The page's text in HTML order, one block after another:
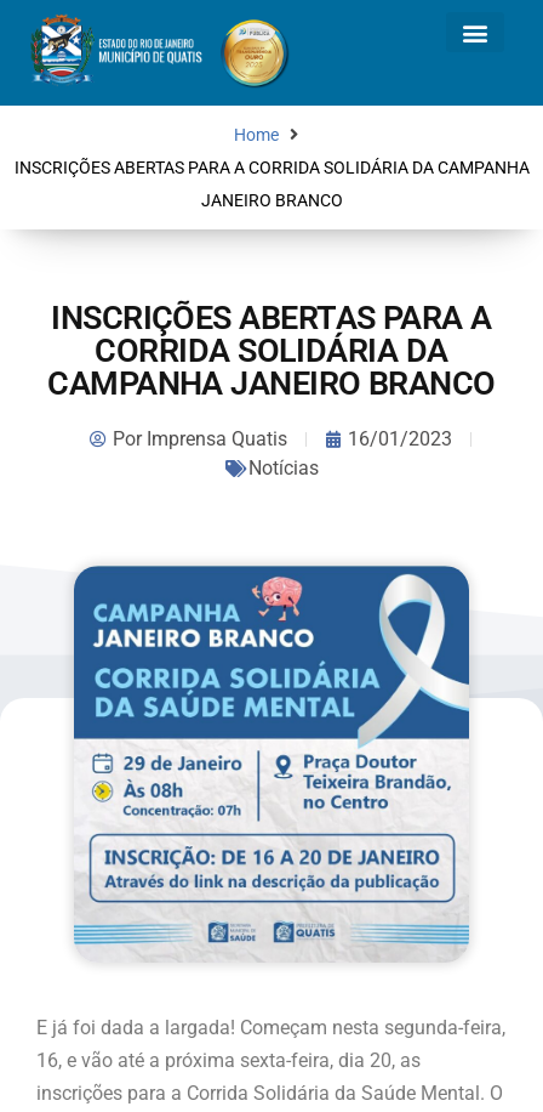
Home
INSCRIÇÕES ABERTAS PARA A CORRIDA SOLIDÁRIA DA CAMPANHA
JANEIRO BRANCO
INSCRIÇÕES ABERTAS PARA A
CORRIDA SOLIDÁRIA DA
CAMPANHA JANEIRO BRANCO
PorImprensa Quatis
16/01/2023
Notícias
E já foi dada a largada! Começam nesta segunda-feira,
16, e vão até a próxima sexta-feira, dia 20, as
inscrições para a Corrida Solidária da Saúde Mental. O